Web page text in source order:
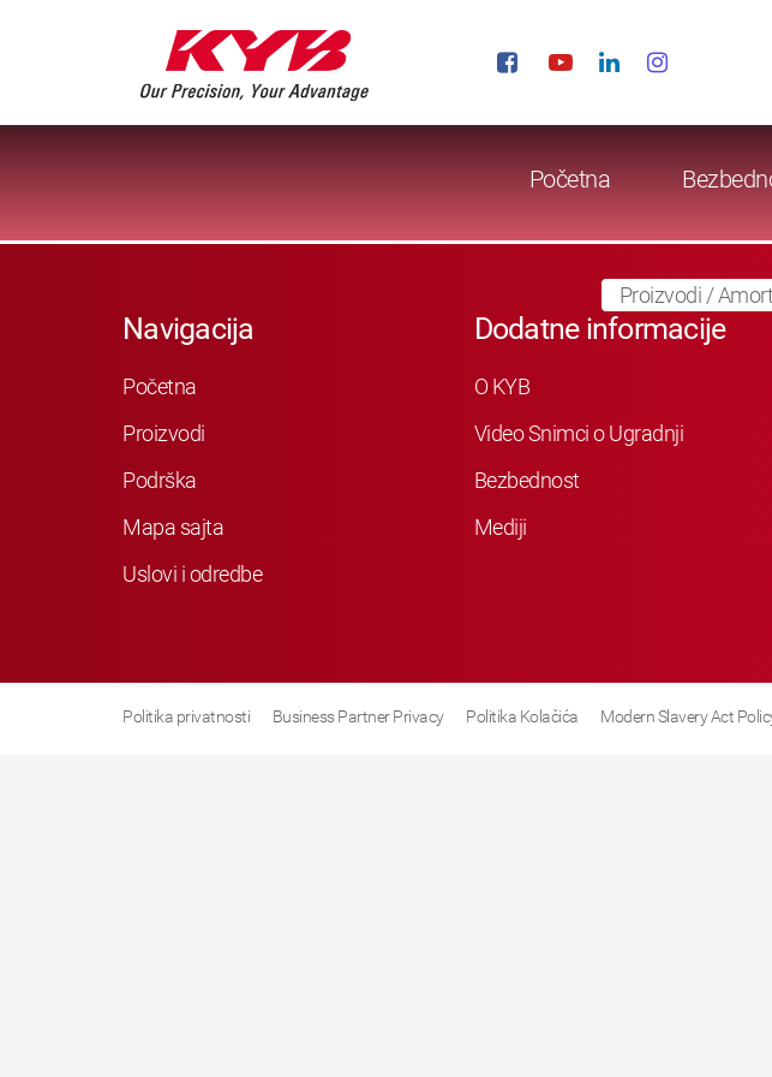
Početna
Proizvodi /
Navigacija
Početna
Proizvodi
Podrška
Mapa sajta
Uslovi i odredbe
Dodatne informacije
O KYB
Video Snimci o Ugradnji
Bezbednost
Mediji
Politika privatnosti Business Partner Privacy Politika Kolačića Modern Slavery Act